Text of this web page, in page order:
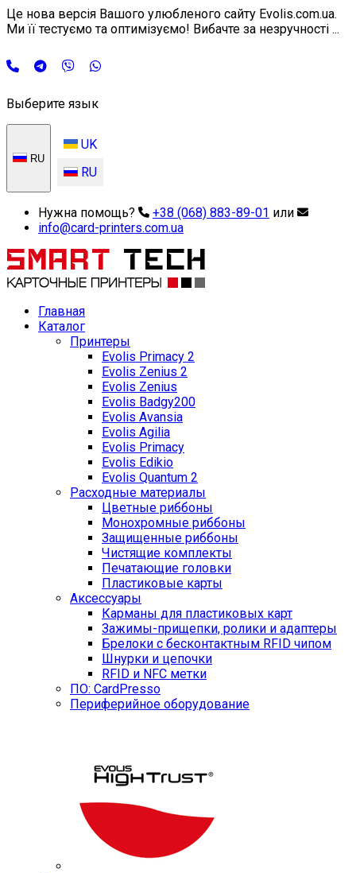
Це нова версія Вашого улюбленого сайту Evolis.com.ua.
Ми її тестуємо та оптимізуємо! Вибачте за незручності ...
Выберите язык
RU
UK
RU
Нужна помощь? +38 (068) 883-89-01 или
info@card-printers.com.ua
Главная
Каталог
Принтеры
Evolis Primacy 2
Evolis Zenius 2
Evolis Zenius
Evolis Badgy200
Evolis Avansia
Evolis Agilia
Evolis Primacy
Evolis Edikio
Evolis Quantum 2
Расходные материалы
Цветные риббоны
Монохромные риббоны
Защищенные риббоны
Чистящие комплекты
Печатающие головки
Пластиковые карты
Аксессуары
Карманы для пластиковых карт
Зажимы-прищепки, ролики и адаптеры
Брелоки с бесконтактным RFID чипом
Шнурки и цепочки
RFID и NFC метки
ПО: CardPresso
Периферийное оборудование